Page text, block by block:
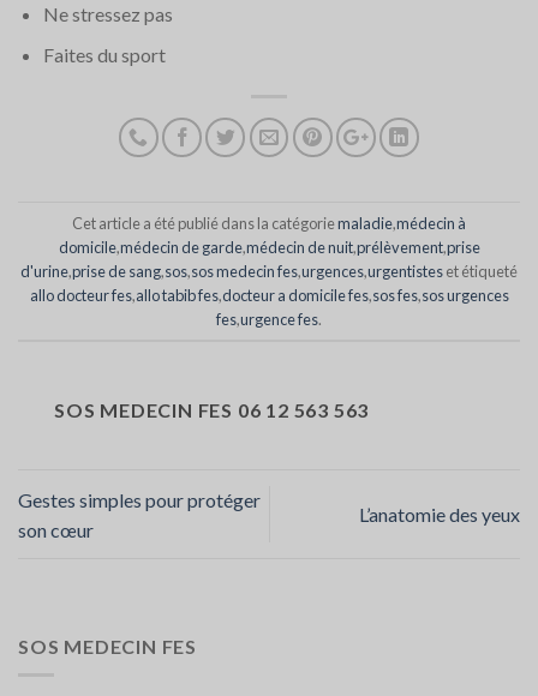
Ne stressez pas
Faites du sport
Cet article a été publié dans la catégoriemaladie,médecin à
domicile,médecin de garde,médecin de nuit,prélèvement,prise
d'urine,prise de sang,sos,sos medecin fes,urgences,urgentisteset étiqueté
allo docteur fes,allo tabib fes,docteur a domicile fes,sos fes,sos urgences
fes,urgence fes.
SOS MEDECIN FES 06 12 563 563
Gestes simples pour protéger
son cœur
L’anatomie des yeux
SOS MEDECIN FES